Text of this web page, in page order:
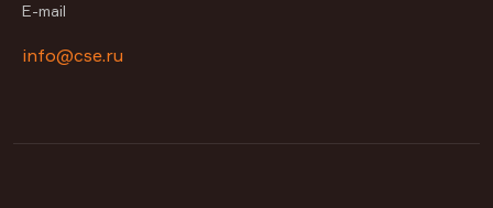
E-mail
info@cse.ru